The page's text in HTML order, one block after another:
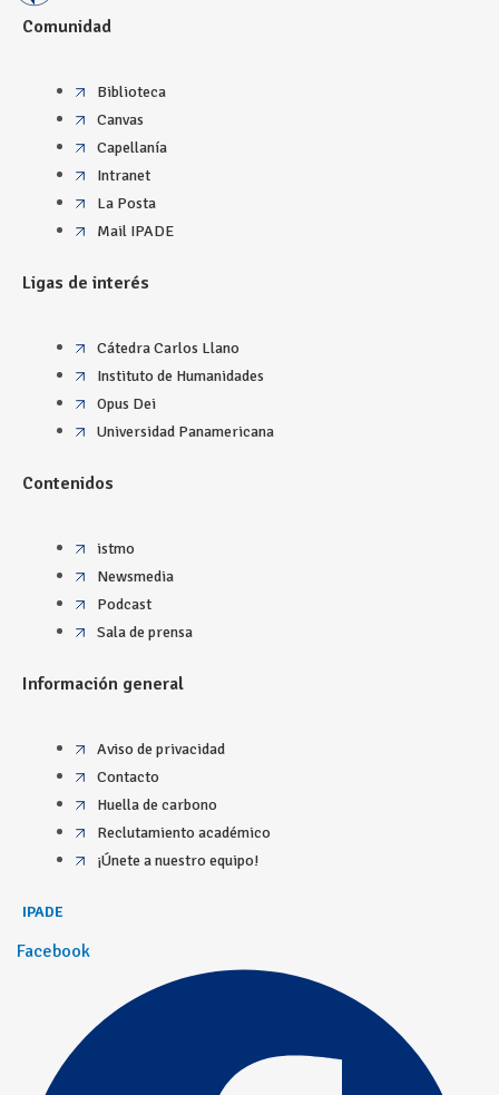
Comunidad
Biblioteca
Canvas
Capellanía
Intranet
La Posta
Mail IPADE
Ligas de interés
Cátedra Carlos Llano
Instituto de Humanidades
Opus Dei
Universidad Panamericana
Contenidos
istmo
Newsmedia
Podcast
Sala de prensa
Información general
Aviso de privacidad
Contacto
Huella de carbono
Reclutamiento académico
¡Únete a nuestro equipo!
IPADE
Facebook